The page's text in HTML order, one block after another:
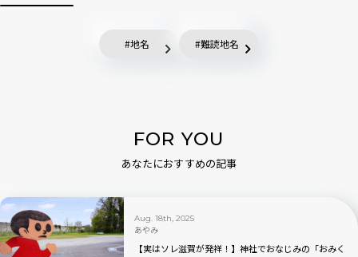
地名 難読地名
FOR YOU
あなたにおすすめの記事
Aug. 18th, 2025
あやみ
【実はソレ滋賀が発祥！】神社でおなじみの「おみく